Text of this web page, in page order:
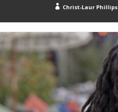
 Christ-Laur Phillips